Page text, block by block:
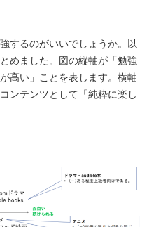
するのがいいでしょうか。以
めました。図の縦軸が「勉強
高い」ことを表します。横軸
ンテンツとして「純粋に楽し